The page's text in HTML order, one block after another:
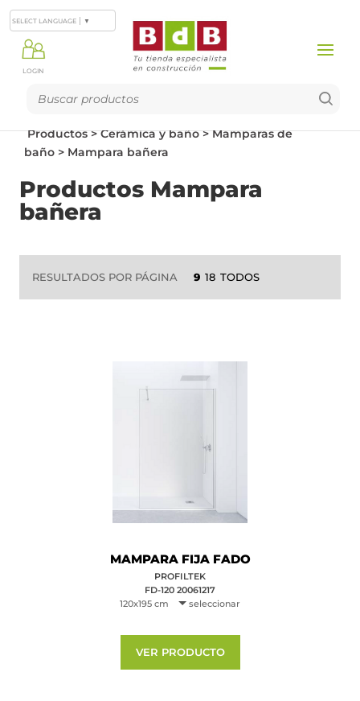
LOGIN
SELECT LANGUAGE ▼
Productos > Cerámica y baño > Mamparas de
baño > Mampara bañera
Productos Mampara
bañera
RESULTADOS POR PÁGINA 9 18 TODOS
MAMPARA FIJA FADO
PROFILTEK
FD-120 20061217
120x195 cm
seleccionar
VER PRODUCTO